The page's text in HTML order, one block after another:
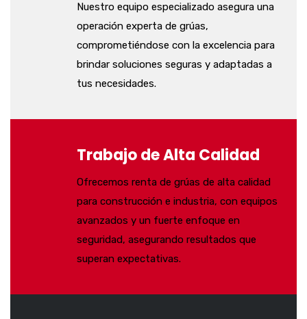
Nuestro equipo especializado asegura una
operación experta de grúas,
comprometiéndose con la excelencia para
brindar soluciones seguras y adaptadas a
tus necesidades.
Trabajo de Alta Calidad
Ofrecemos renta de grúas de alta calidad
para construcción e industria, con equipos
avanzados y un fuerte enfoque en
seguridad, asegurando resultados que
superan expectativas.